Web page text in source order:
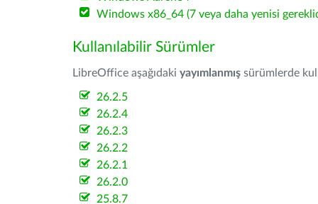
Windows x86_64 (7 veya daha yenisi
Kullanılabilir Sürümler
LibreOffice aşağıdaki yayımlanmış sürümlerde
26.2.5
26.2.4
26.2.3
26.2.2
26.2.1
26.2.0
25.8.7